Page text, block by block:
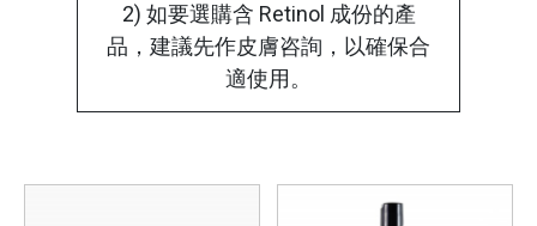
2) 如要選購含 Retinol 成份的產
品，建議先作皮膚咨詢，以確保合
適使用。